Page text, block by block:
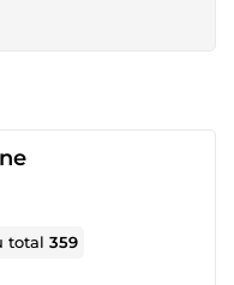
total359